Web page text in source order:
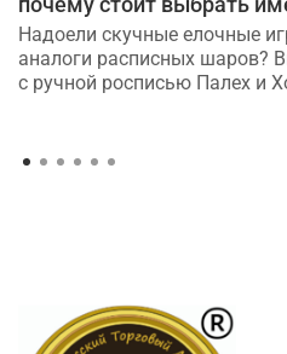
Надоели скучные елочные
аналоги расписных шаров?
с ручной росписью Палех и